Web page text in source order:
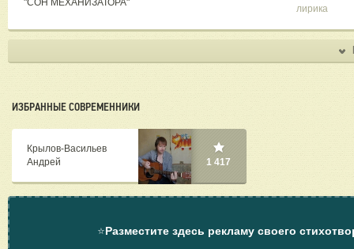
"СОН МЕХАНИЗАТОРА"
лирика
ИЗБРАННЫЕ СОВРЕМЕННИКИ
Крылов-Васильев
Андрей
1 417
⭐Разместите здесь рекламу своего